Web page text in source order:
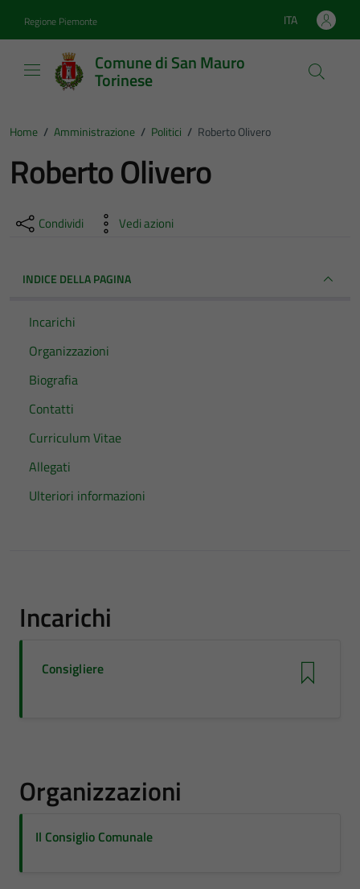
Regione Piemonte Lingua attiva:
ITA
Comune di San Mauro
Torinese
Home / Amministrazione / Politici / Roberto Olivero
Roberto Olivero
Condividi Vedi azioni
INDICE DELLA PAGINA
Incarichi
Organizzazioni
Biografia
Contatti
Curriculum Vitae
Allegati
Ulteriori informazioni
Incarichi
Consigliere
Organizzazioni
Il Consiglio Comunale